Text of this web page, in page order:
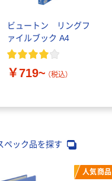
ビュートン リングフ
ァイルブック A4
￥719~ （税込）
ペック品を探す
人気商品